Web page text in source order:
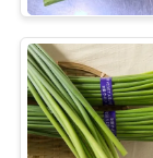
FABRIK-
AUSFLUG